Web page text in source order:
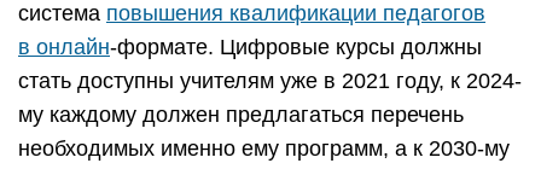
система повышения квалификации педагогов
в онлайн-формате. Цифровые курсы должны
стать доступны учителям уже в 2021 году, к 2024-
му каждому должен предлагаться перечень
необходимых именно ему программ, а к 2030-му